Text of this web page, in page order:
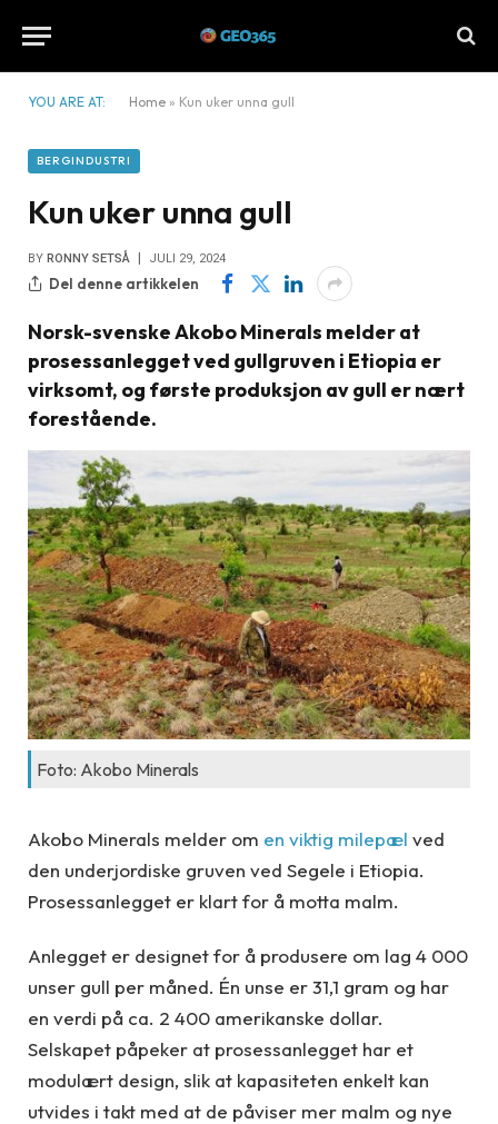
YOU ARE AT: Home » Kun uker unna gull
BERGINDUSTRI
Kun uker unna gull
BY RONNY SETSÅ JULI 29, 2024
Del denne artikkelen
Norsk-svenske Akobo Minerals melder at
prosessanlegget ved gullgruven i Etiopia er
virksomt, og første produksjon av gull er nært
forestående.
Foto: Akobo Minerals
Akobo Minerals melder om en viktig milepæl ved
den underjordiske gruven ved Segele i Etiopia.
Prosessanlegget er klart for å motta malm.
Anlegget er designet for å produsere om lag 4 000
unser gull per måned. Én unse er 31,1 gram og har
en verdi på ca. 2 400 amerikanske dollar.
Selskapet påpeker at prosessanlegget har et
modulært design, slik at kapasiteten enkelt kan
utvides i takt med at de påviser mer malm og nye